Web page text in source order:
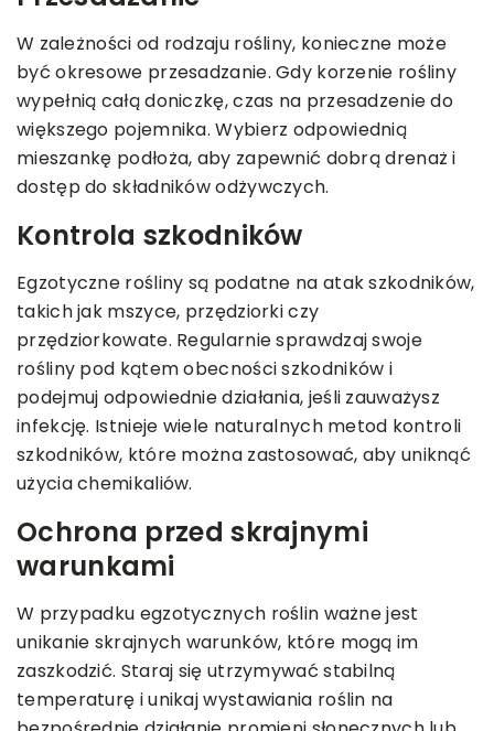
W zależności od rodzaju rośliny, konieczne może
być okresowe przesadzanie. Gdy korzenie rośliny
wypełnią całą doniczkę, czas na przesadzenie do
większego pojemnika. Wybierz odpowiednią
mieszankę podłoża, aby zapewnić dobrą drenaż i
dostęp do składników odżywczych.
Kontrola szkodników
Egzotyczne rośliny są podatne na atak szkodników,
takich jak mszyce, przędziorki czy
przędziorkowate. Regularnie sprawdzaj swoje
rośliny pod kątem obecności szkodników i
podejmuj odpowiednie działania, jeśli zauważysz
infekcję. Istnieje wiele naturalnych metod kontroli
szkodników, które można zastosować, aby uniknąć
użycia chemikaliów.
Ochrona przed skrajnymi
warunkami
W przypadku egzotycznych roślin ważne jest
unikanie skrajnych warunków, które mogą im
zaszkodzić. Staraj się utrzymywać stabilną
temperaturę i unikaj wystawiania roślin na